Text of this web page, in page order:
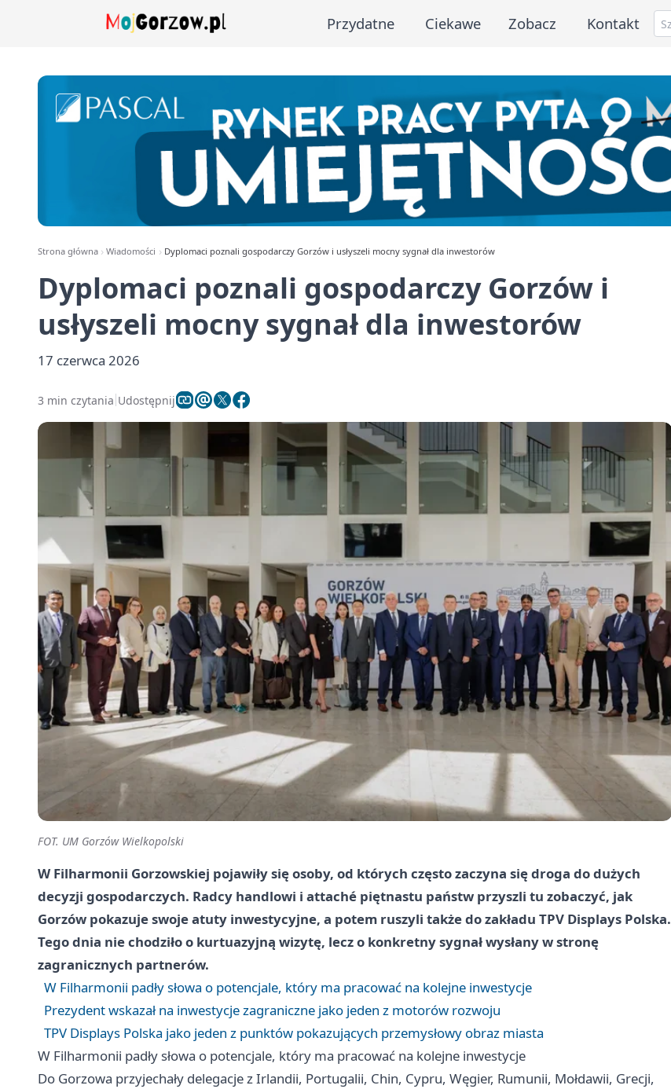
Przydatne Ciekawe Zobacz Kontakt
Strona główna Wiadomości Dyplomaci poznali gospodarczy Gorzów i usłyszeli mocny sygnał dla inwestorów
Dyplomaci poznali gospodarczy Gorzów i
usłyszeli mocny sygnał dla inwestorów
17 czerwca 2026
3 min czytania Udostępnij
FOT. UM Gorzów Wielkopolski
W Filharmonii Gorzowskiej pojawiły się osoby, od których często zaczyna się droga do dużych
decyzji gospodarczych. Radcy handlowi i attaché piętnastu państw przyszli tu zobaczyć, jak
Gorzów pokazuje swoje atuty inwestycyjne, a potem ruszyli także do zakładu TPV Displays Polska.
Tego dnia nie chodziło o kurtuazyjną wizytę, lecz o konkretny sygnał wysłany w stronę
zagranicznych partnerów.
W Filharmonii padły słowa o potencjale, który ma pracować na kolejne inwestycje
Prezydent wskazał na inwestycje zagraniczne jako jeden z motorów rozwoju
TPV Displays Polska jako jeden z punktów pokazujących przemysłowy obraz miasta
W Filharmonii padły słowa o potencjale, który ma pracować na kolejne inwestycje
Do Gorzowa przyjechały delegacje z Irlandii, Portugalii, Chin, Cypru, Węgier, Rumunii, Mołdawii, Grecji,